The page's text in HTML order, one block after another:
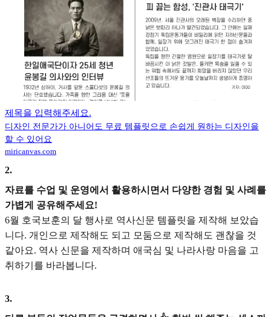
제목을 입력해주세요.
디자인 전문가가 아니어도 무료 템플릿으로 손쉽게 원하는 디자인을
할 수 있어요
miricanvas.com
2.
자료를 수업 및 운영에서 활용하시면서 다양한 경험 및 사례를
가볍게 공유해주세요!
6월 호국보훈의 달 행사로 역사신문 템플릿을 제작해 보았습
니다. 개인으로 제작해도 되고 모둠으로 제작해도 괜찮을 것
같아요. 역사 신문을 제작하며 애국심 및 나라사랑 마음을 고
취하기를 바라봅니다.
3.